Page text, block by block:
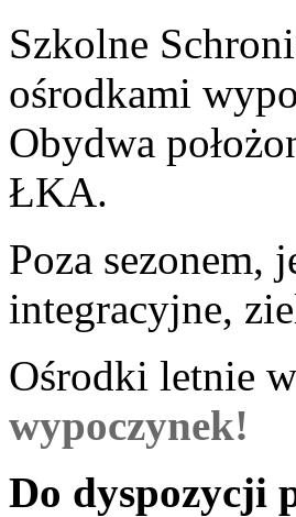
Szkolne
ośrodkami
Obydwa
ŁKA.
Poza sezonem,
integracyjne,
Ośrodki letnie
wypoczynek!
Do dyspozycji